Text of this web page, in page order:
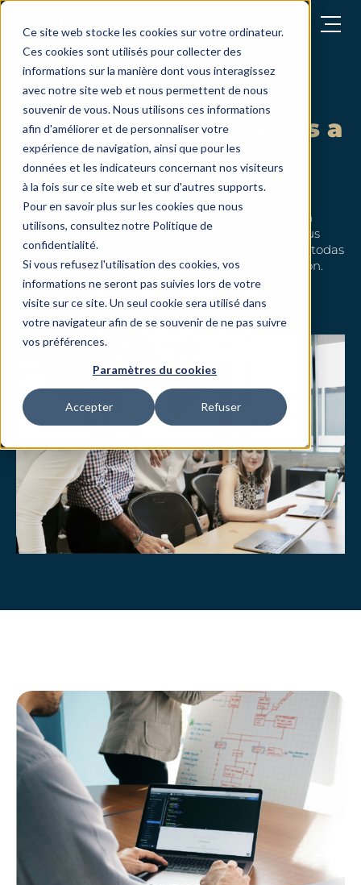
Ce site web stocke les cookies sur votre ordinateur.
Ces cookies sont utilisés pour collecter des
informations sur la manière dont vous interagissez
avec notre site web et nous permettent de nous
souvenir de vous. Nous utilisons ces informations
afin d'améliorer et de personnaliser votre
expérience de navigation, ainsi que pour les
données et les indicateurs concernant nos visiteurs
à la fois sur ce site web et sur d'autres supports.
Pour en savoir plus sur les cookies que nous
utilisons, consultez notre Politique de
confidentialité.
Si vous refusez l'utilisation des cookies, vos
informations ne seront pas suivies lors de votre
visite sur ce site. Un seul cookie sera utilisé dans
votre navigateur afin de se souvenir de ne pas suivre
vos préférences.
Paramètres du cookies
Accepter Refuser
abrir el menú
Cuestionarios personalizados
Creemos cuestionarios a
medida para tus
formaciones
¿Tus cuestionarios actuales no proporcionan
suficientes datos para evaluar la calidad de tus
formaciones? ¿Te cuesta adaptar las preguntas a todas
tus partes interesadas? SoWeRise es la solución.
una demostración?